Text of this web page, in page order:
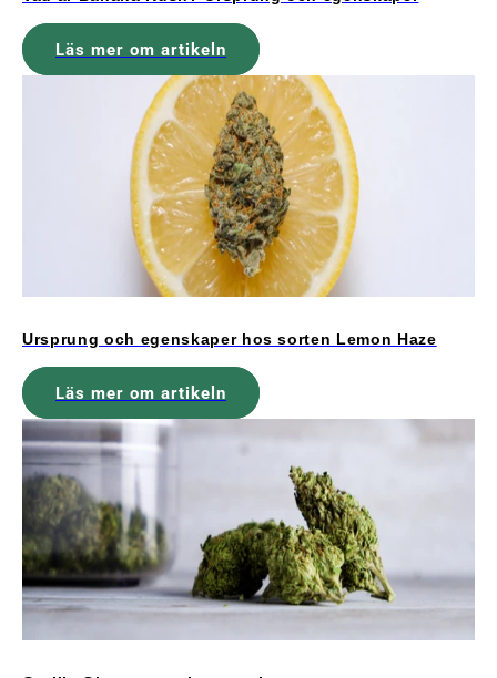
Läs mer om artikeln
Ursprung och egenskaper hos sorten Lemon Haze
Läs mer om artikeln